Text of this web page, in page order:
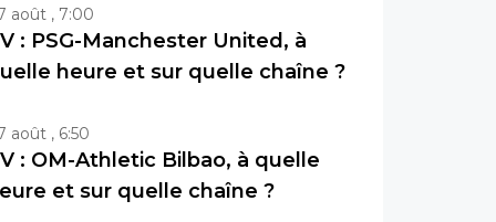
août , 7:00
: PSG-Manchester United, à
heure et sur quelle chaîne ?
août , 6:50
: OM-Athletic Bilbao, à quelle
et sur quelle chaîne ?